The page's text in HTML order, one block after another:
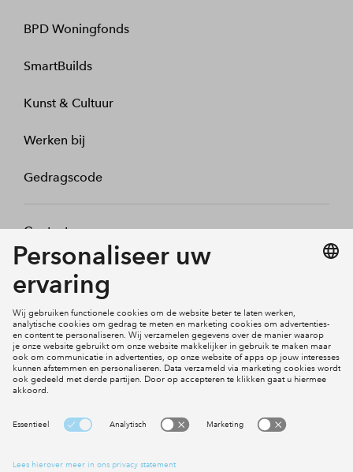
BPD Woningfonds
SmartBuilds
Kunst & Cultuur
Werken bij
Gedragscode
Contact
Mijn profiel
Social Media
Cookies